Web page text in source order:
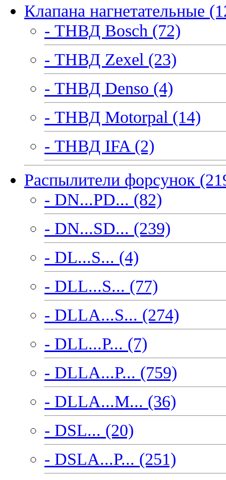
Клапана нагнетательные
- ТНВД Bosch (72)
- ТНВД Zexel (23)
- ТНВД Denso (4)
- ТНВД Motorpal (14)
- ТНВД IFA (2)
Распылители форсунок
- DN...PD... (82)
- DN...SD... (239)
- DL...S... (4)
- DLL...S... (77)
- DLLA...S... (274)
- DLL...P... (7)
- DLLA...P... (759)
- DLLA...M... (36)
- DSL... (20)
- DSLA...P... (251)